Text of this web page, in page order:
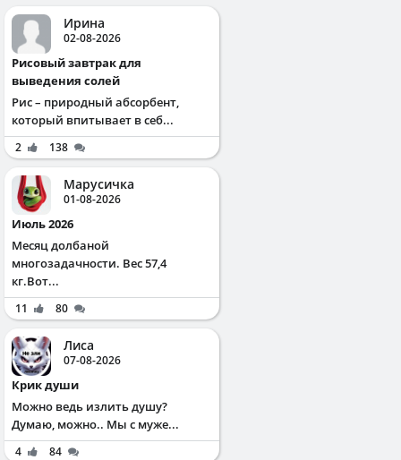
Ирина
02-08-2026
Рисовый завтрак для
выведения солей
Рис – природный абсорбент,
который впитывает в себ...
2 138
Марусичка
01-08-2026
Июль 2026
Месяц долбаной
многозадачности. Вес 57,4
кг.Вот...
11 80
Лиса
07-08-2026
Крик души
Можно ведь излить душу?
Думаю, можно.. Мы с муже...
4
84